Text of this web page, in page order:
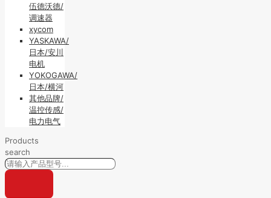
伍德沃德/
调速器
xycom
YASKAWA/
日本/安川
电机
YOKOGAWA/
日本/横河
其他品牌/
温控传感/
电力电气
Products
search